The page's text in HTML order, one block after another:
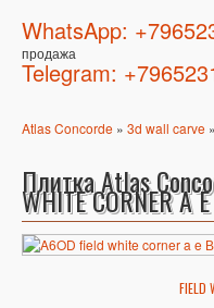
WhatsApp:
продажа
Telegram:
Atlas Concorde » 3d wall carve
Плитка Atlas
WHITE CORNER A E
FIELD